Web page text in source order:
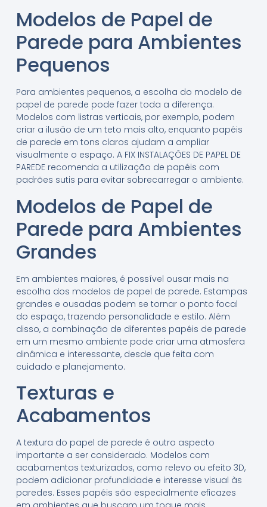
Modelos de Papel de
Parede para Ambientes
Pequenos
Para ambientes pequenos, a escolha do modelo de
papel de parede pode fazer toda a diferença.
Modelos com listras verticais, por exemplo, podem
criar a ilusão de um teto mais alto, enquanto papéis
de parede em tons claros ajudam a ampliar
visualmente o espaço. A FIX INSTALAÇÕES DE PAPEL DE
PAREDE recomenda a utilização de papéis com
padrões sutis para evitar sobrecarregar o ambiente.
Modelos de Papel de
Parede para Ambientes
Grandes
Em ambientes maiores, é possível ousar mais na
escolha dos modelos de papel de parede. Estampas
grandes e ousadas podem se tornar o ponto focal
do espaço, trazendo personalidade e estilo. Além
disso, a combinação de diferentes papéis de parede
em um mesmo ambiente pode criar uma atmosfera
dinâmica e interessante, desde que feita com
cuidado e planejamento.
Texturas e
Acabamentos
A textura do papel de parede é outro aspecto
importante a ser considerado. Modelos com
acabamentos texturizados, como relevo ou efeito 3D,
podem adicionar profundidade e interesse visual às
paredes. Esses papéis são especialmente eficazes